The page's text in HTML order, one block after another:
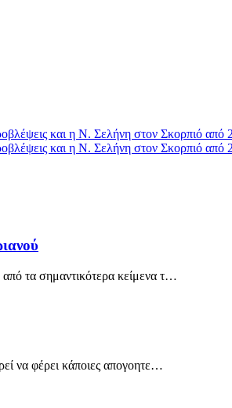
και η Ν. Σελήνη στον Σκορπιό
και η Ν. Σελήνη στον Σκορπιό
τα σημαντικότερα κείμενα τ…
να φέρει κάποιες απογοητε…